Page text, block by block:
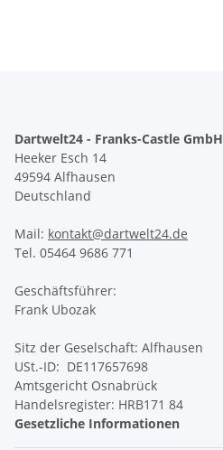
Dartwelt24 - Franks-Castle GmbH
Heeker Esch 14
49594 Alfhausen
Deutschland
Mail: kontakt@dartwelt24.de
Tel. 05464 9686 771
Geschäftsführer:
Frank Ubozak
Sitz der Geselschaft: Alfhausen
USt.-ID: DE117657698
Amtsgericht Osnabrück
Handelsregister: HRB171 84
Gesetzliche Informationen